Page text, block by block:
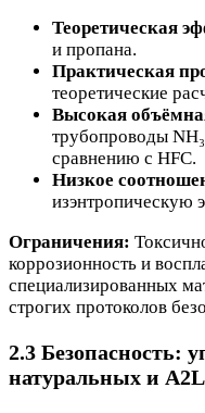
Теоретическая
и пропана.
Практическая
теоретические
Высокая
трубопроводы
сравнению с HFC.
Низкое
изэнтропическую
Ограничения:
коррозионность и
специализированных
строгих протоколов
2.3 Безопасность:
натуральных и A2L